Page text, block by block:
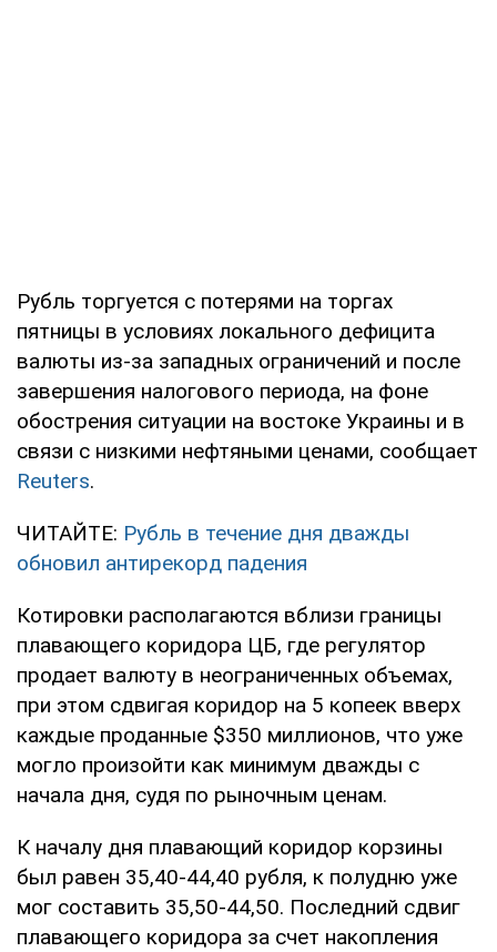
Рубль торгуется с потерями на торгах
пятницы в условиях локального дефицита
валюты из-за западных ограничений и после
завершения налогового периода, на фоне
обострения ситуации на востоке Украины и в
связи с низкими нефтяными ценами, сообщает
Reuters.
ЧИТАЙТЕ: Рубль в течение дня дважды
обновил антирекорд падения
Котировки располагаются вблизи границы
плавающего коридора ЦБ, где регулятор
продает валюту в неограниченных объемах,
при этом сдвигая коридор на 5 копеек вверх
каждые проданные $350 миллионов, что уже
могло произойти как минимум дважды с
начала дня, судя по рыночным ценам.
К началу дня плавающий коридор корзины
был равен 35,40-44,40 рубля, к полудню уже
мог составить 35,50-44,50. Последний сдвиг
плавающего коридора за счет накопления